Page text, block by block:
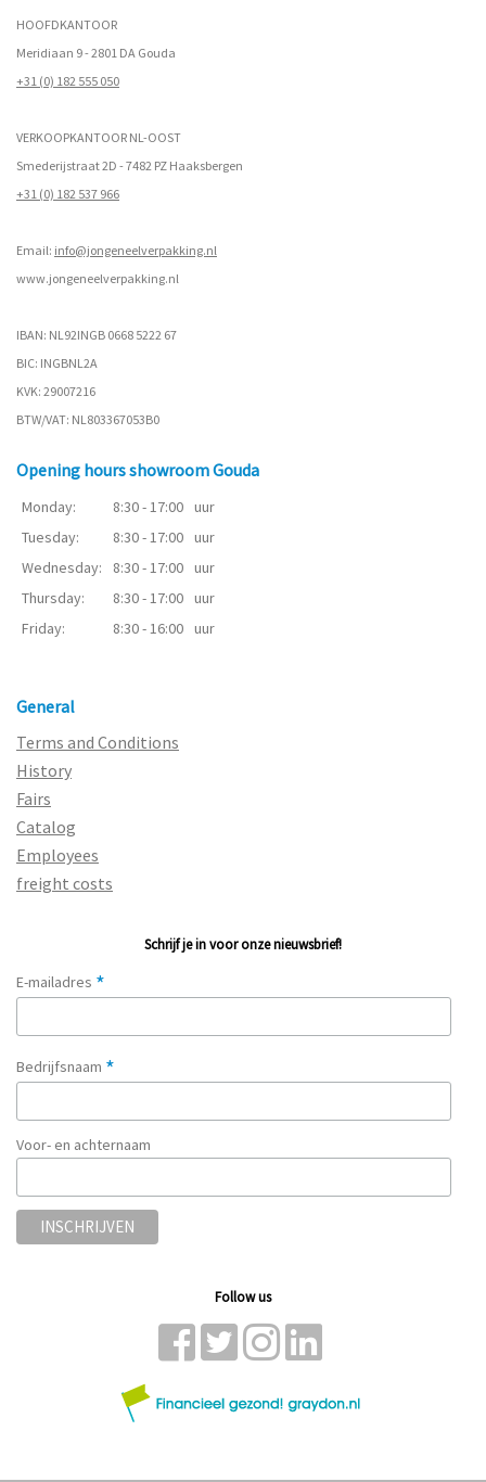
HOOFDKANTOOR
Meridiaan 9 - 2801 DA Gouda
+31 (0) 182 555 050
VERKOOPKANTOOR NL-OOST
Smederijstraat 2D - 7482 PZ Haaksbergen
+31 (0) 182 537 966
Email: info@jongeneelverpakking.nl
www.jongeneelverpakking.nl
IBAN: NL92INGB 0668 5222 67
BIC: INGBNL2A
KVK: 29007216
BTW/VAT: NL803367053B0
Opening hours showroom Gouda
Monday: 8:30 - 17:00 uur
Tuesday:
8:30 - 17:00 uur
Wednesday:
8:30 - 17:00 uur
Thursday:
8:30 - 17:00 uur
Friday:
8:30 - 16:00 uur
General
Terms and Conditions
History
Fairs
Catalog
Employees
freight costs
Schrijf je in voor onze nieuwsbrief!
E-mailadres *
Bedrijfsnaam *
Voor- en achternaam
Follow us